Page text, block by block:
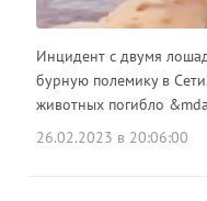
Инцидент с двумя
бурную полемику в
животных погибло
26.02.2023 в 20:06:00